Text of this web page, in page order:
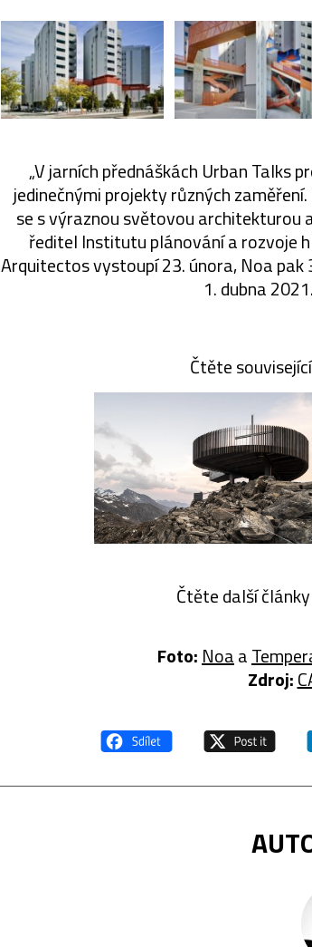
„V jarních přednáškách Urban Talks
jedinečnými projekty různých
se s výraznou světovou architekturou
ředitel Institutu plánování a rozvoje
Arquitectos vystoupí 23. února, Noa pak
1. dubna
Čtěte
Čtěte další
Foto: Noaa
Zdroj: